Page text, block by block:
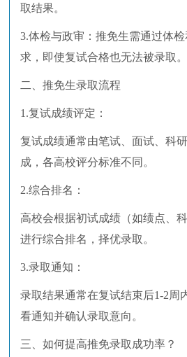
取结果。
3.体检与政审：推免生需通过体
求，即使复试合格也无法被录取。
二、推免生录取流程
1.复试成绩评定：
复试成绩通常由笔试、面试、科
成，各高校评分标准不同。
2.综合排名：
高校会根据初试成绩（如绩点、
进行综合排名，择优录取。
3.录取通知：
录取结果通常在复试结束后1-2周
看通知并确认录取意向。
三、如何提高推免录取成功率？